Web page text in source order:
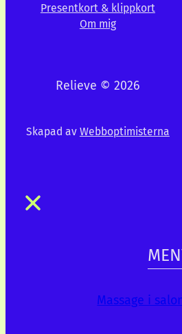
Presentkort & klippkort
Om mig
Relieve © 2026
Skapad av Webboptimisterna
Massage i